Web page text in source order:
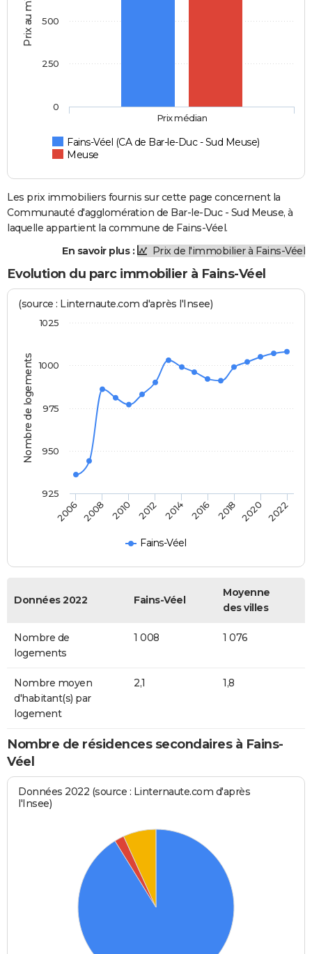
Prix au m2
Fains-Véel (CA de Bar-le-Duc - Sud Meuse)
Meuse
Prix médian
0
250
500
Les prix immobiliers fournis sur cette page concernent la
Communauté d'agglomération de Bar-le-Duc - Sud Meuse, à
laquelle appartient la commune de Fains-Véel.
En savoir plus :
Prix de l'immobilier à Fains-Véel
Evolution du parc immobilier à Fains-Véel
Nombre de logements
(source : Linternaute.com d'après l'Insee)
Fains-Véel
2006 2008 2010 2012 2014 2016 2018 2020 2022
1000
925
950
975
1025
Données 2022 Fains-Véel
Moyenne
des villes
Nombre de
logements
1 008 1 076
Nombre moyen
d'habitant(s) par
logement
2,1 1,8
Nombre de résidences secondaires à Fains-
Véel
Données 2022 (source : Linternaute.com d'après
l'Insee)